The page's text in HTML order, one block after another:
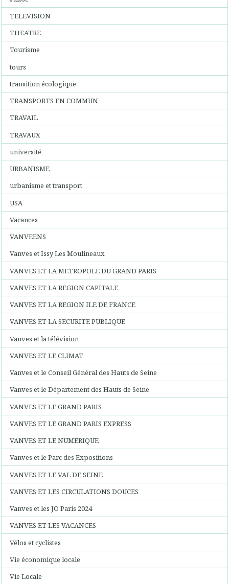
TELEVISION
THEATRE
Tourisme
tours
transition écologique
TRANSPORTS EN COMMUN
TRAVAIL
TRAVAUX
université
URBANISME
urbanisme et transport
USA
Vacances
VANVEENS
Vanves et Issy Les Moulineaux
VANVES ET LA METROPOLE DU GRAND PARIS
VANVES ET LA REGION CAPITALE
VANVES ET LA REGION ILE DE FRANCE
VANVES ET LA SECURITE PUBLIQUE
Vanves et la télévision
VANVES ET LE CLIMAT
Vanves et le Conseil Général des Hauts de Seine
Vanves et le Département des Hauts de Seine
VANVES ET LE GRAND PARIS
VANVES ET LE GRAND PARIS EXPRESS
VANVES ET LE NUMERIQUE
Vanves et le Parc des Expositions
VANVES ET LE VAL DE SEINE
VANVES ET LES CIRCULATIONS DOUCES
Vanves et les JO Paris 2024
VANVES ET LES VACANCES
Vélos et cyclistes
Vie économique locale
Vie Locale